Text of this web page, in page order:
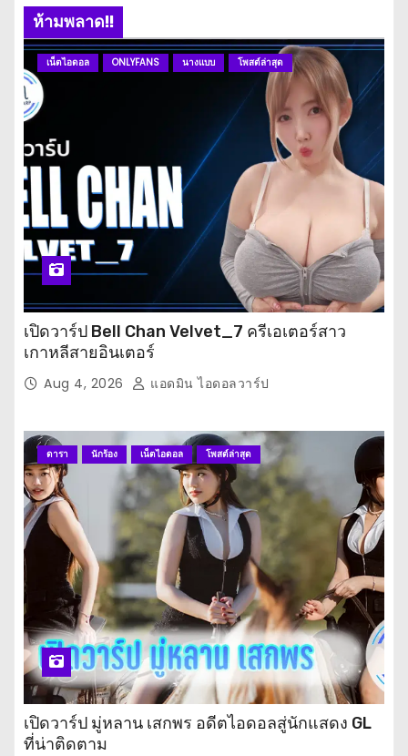
ห้ามพลาด!!
เน็ตไอดอล ONLYFANS นางแบบ โพสต์ล่าสุด
เปิดวาร์ป Bell Chan Velvet_7 ครีเอเตอร์สาว
เกาหลีสายอินเตอร์
Aug 4, 2026 แอดมิน ไอดอลวาร์ป
ดารา นักร้อง เน็ตไอดอล โพสต์ล่าสุด
เปิดวาร์ป มู่หลาน เสกพร อดีตไอดอลสู่นักแสดง GL
ที่น่าติดตาม